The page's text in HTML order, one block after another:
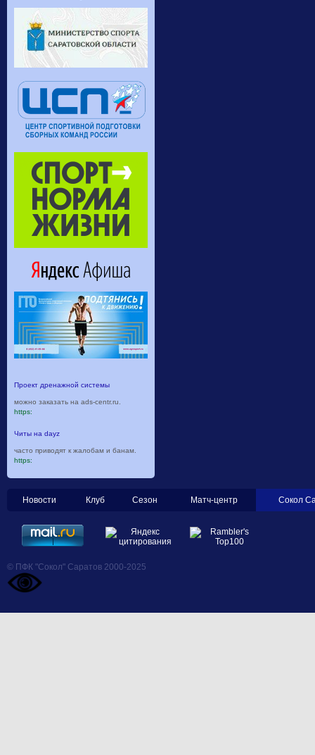
Проект дренажной системы
можно заказать на ads-centr.ru.
https:
Читы на dayz
часто приводят к жалобам и банам.
https:
Новости Клуб Сезон Матч-центр Сокол
© ПФК "Сокол" Саратов 2000-2025